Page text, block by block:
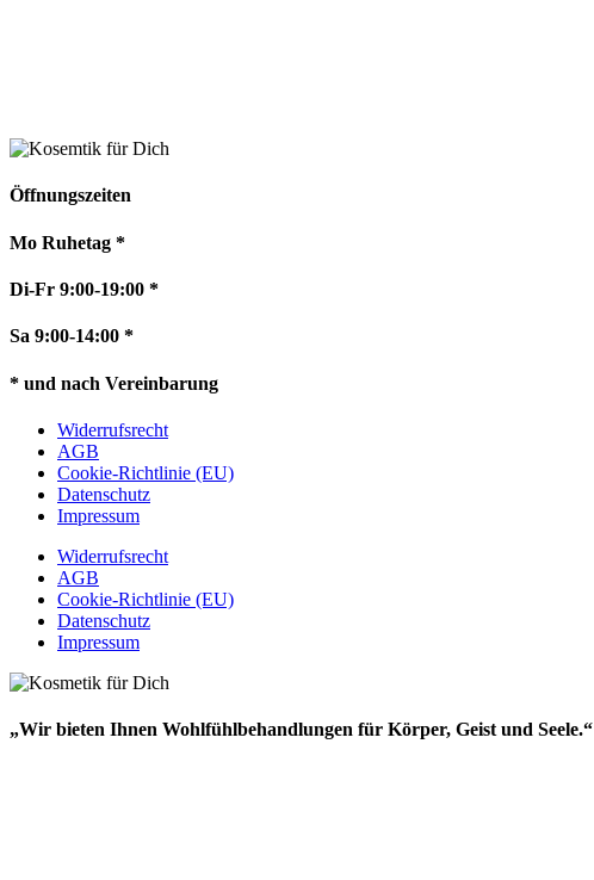
Öffnungszeiten
Mo Ruhetag *
Di-Fr 9:00-19:00 *
Sa 9:00-14:00 *
* und nach Vereinbarung
Widerrufsrecht
AGB
Cookie-Richtlinie (EU)
Datenschutz
Impressum
Widerrufsrecht
AGB
Cookie-Richtlinie (EU)
Datenschutz
Impressum
„Wir bieten Ihnen Wohlfühlbehandlungen für Körper, Geist und Seele.“